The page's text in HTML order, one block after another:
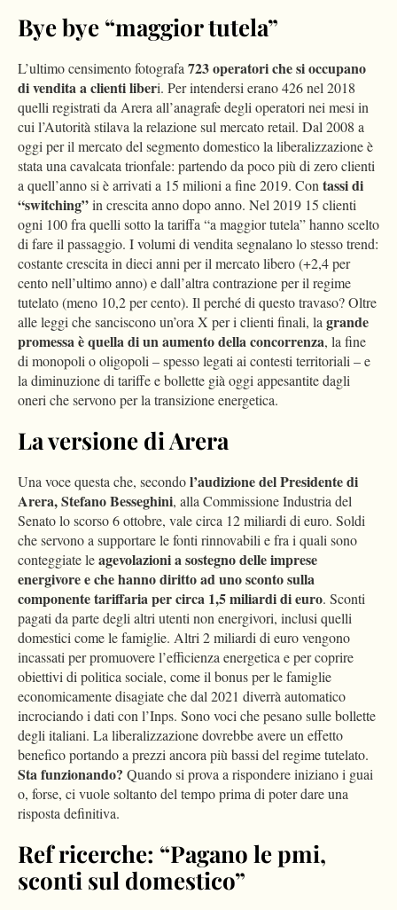
Bye bye “maggior tutela”
L’ultimo censimento fotografa 723 operatori che si occupano
di vendita a clienti liberi. Per intendersi erano 426 nel 2018
quelli registrati da Arera all’anagrafe degli operatori nei mesi in
cui l’Autorità stilava la relazione sul mercato retail. Dal 2008 a
oggi per il mercato del segmento domestico la liberalizzazione è
stata una cavalcata trionfale: partendo da poco più di zero clienti
a quell’anno si è arrivati a 15 milioni a fine 2019. Con tassi di
“switching”in crescita anno dopo anno. Nel 2019 15 clienti
ogni 100 fra quelli sotto la tariffa “a maggior tutela” hanno scelto
di fare il passaggio. I volumi di vendita segnalano lo stesso trend:
costante crescita in dieci anni per il mercato libero (+2,4 per
cento nell’ultimo anno) e dall’altra contrazione per il regime
tutelato (meno 10,2 per cento). Il perché di questo travaso? Oltre
alle leggi che sanciscono un’ora X per i clienti finali, la grande
promessa è quella di un aumento della concorrenza, la fine
di monopoli o oligopoli – spesso legati ai contesti territoriali – e
la diminuzione di tariffe e bollette già oggi appesantite dagli
oneri che servono per la transizione energetica.
La versione di Arera
Una voce questa che, secondol’audizione del Presidente di
Arera, Stefano Besseghini, alla Commissione Industria del
Senato lo scorso 6 ottobre, vale circa 12 miliardi di euro. Soldi
che servono a supportare le fonti rinnovabili e fra i quali sono
conteggiate leagevolazioni a sostegno delle imprese
energivore e che hanno diritto ad uno sconto sulla
componente tariffaria per circa 1,5 miliardi di euro. Sconti
pagati da parte degli altri utenti non energivori, inclusi quelli
domestici come le famiglie. Altri 2 miliardi di euro vengono
incassati per promuovere l’efficienza energetica e per coprire
obiettivi di politica sociale, come il bonus per le famiglie
economicamente disagiate che dal 2021 diverrà automatico
incrociando i dati con l’Inps. Sono voci che pesano sulle bollette
degli italiani. La liberalizzazione dovrebbe avere un effetto
benefico portando a prezzi ancora più bassi del regime tutelato.
Sta funzionando? Quando si prova a rispondere iniziano i guai
o, forse, ci vuole soltanto del tempo prima di poter dare una
risposta definitiva.
Ref ricerche: “Pagano le pmi,
sconti sul domestico”